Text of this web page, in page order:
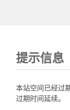
提示信息
本站空间已经过
过期时间延续。